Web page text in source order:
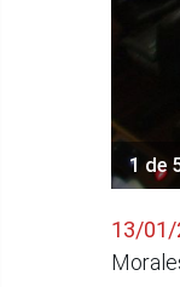
1 de
13/01/